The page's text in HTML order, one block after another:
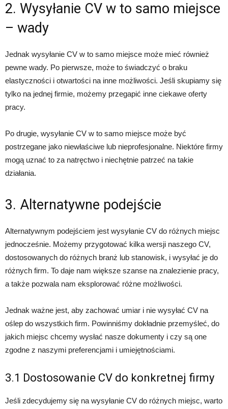
2. Wysyłanie CV w to samo miejsce
– wady
Jednak wysyłanie CV w to samo miejsce może mieć również
pewne wady. Po pierwsze, może to świadczyć o braku
elastyczności i otwartości na inne możliwości. Jeśli skupiamy się
tylko na jednej firmie, możemy przegapić inne ciekawe oferty
pracy.
Po drugie, wysyłanie CV w to samo miejsce może być
postrzegane jako niewłaściwe lub nieprofesjonalne. Niektóre firmy
mogą uznać to za natręctwo i niechętnie patrzeć na takie
działania.
3. Alternatywne podejście
Alternatywnym podejściem jest wysyłanie CV do różnych miejsc
jednocześnie. Możemy przygotować kilka wersji naszego CV,
dostosowanych do różnych branż lub stanowisk, i wysyłać je do
różnych firm. To daje nam większe szanse na znalezienie pracy,
a także pozwala nam eksplorować różne możliwości.
Jednak ważne jest, aby zachować umiar i nie wysyłać CV na
oślep do wszystkich firm. Powinniśmy dokładnie przemyśleć, do
jakich miejsc chcemy wysłać nasze dokumenty i czy są one
zgodne z naszymi preferencjami i umiejętnościami.
3.1 Dostosowanie CV do konkretnej firmy
Jeśli zdecydujemy się na wysyłanie CV do różnych miejsc, warto